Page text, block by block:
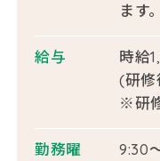
ます。
給与
時給
(研修
※研
勤務曜
9:30